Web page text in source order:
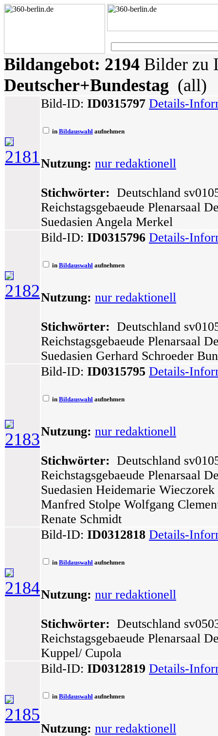
Bildangebot: 2194 Bilder zu
Deutscher+Bundestag (all)
2181
Bild-ID: ID0315797 Details-
in Bildauswahl aufnehmen
Nutzung: nur redaktionell
Stichwörter: Deutschland
Reichstagsgebaeude Plenarsaal
Suedasien Angela Merkel
2182
Bild-ID: ID0315796 Details-
in Bildauswahl aufnehmen
Nutzung: nur redaktionell
Stichwörter: Deutschland
Reichstagsgebaeude Plenarsaal
Suedasien Gerhard Schroeder
2183
Bild-ID: ID0315795 Details-
in Bildauswahl aufnehmen
Nutzung: nur redaktionell
Stichwörter: Deutschland
Reichstagsgebaeude Plenarsaal
Suedasien Heidemarie
Manfred Stolpe Wolfgang
Renate Schmidt
2184
Bild-ID: ID0312818 Details-
in Bildauswahl aufnehmen
Nutzung: nur redaktionell
Stichwörter: Deutschland
Reichstagsgebaeude Plenarsaal
Kuppel/ Cupola
2185
Bild-ID: ID0312819 Details-
in Bildauswahl aufnehmen
Nutzung: nur redaktionell